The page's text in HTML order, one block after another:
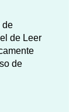
de
de Leer
de